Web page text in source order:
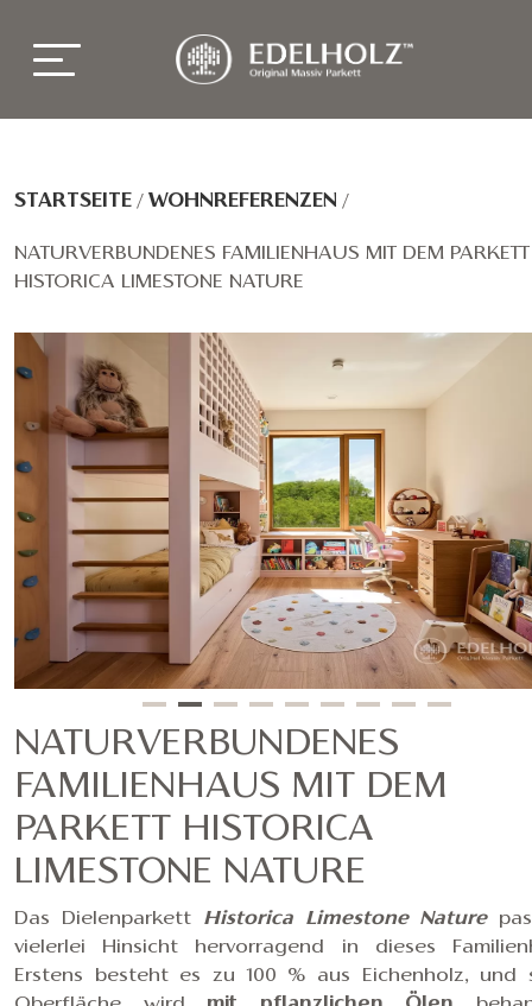
STARTSEITE / WOHNREFERENZEN /
NATURVERBUNDENES FAMILIENHAUS MIT DEM PARKETT
HISTORICA LIMESTONE NATURE
NATURVERBUNDENES
FAMILIENHAUS MIT DEM
PARKETT HISTORICA
LIMESTONE NATURE
Das Dielenparkett Historica Limestone Nature
vielerlei Hinsicht hervorragend in dieses
Erstens besteht es zu 100 % aus Eichenholz, und